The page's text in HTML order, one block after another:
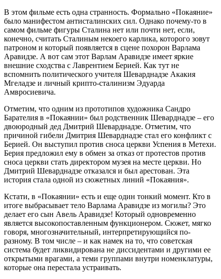
В этом фильме есть одна странность. Формально «Покаяние»
было манифестом антисталинских сил. Однако почему-то в
самом фильме фигуры Сталина нет или почти нет, если,
конечно, считать Сталиным некоего карлика, которого зовут
патроном и который появляется в сцене похорон Варлама
Аравидзе. А вот сам этот Варлам Аравидзе имеет яркие
внешние сходства с Лаврентием Берией. Как тут не
вспомнить политического учителя Шеварднадзе Акакия
Мгеладзе и личный крипто-сталинизм Эдуарда
Амвросиевича.
Отметим, что одним из прототипов художника Сандро
Барателия в «Покаянии» был родственник Шеварднадзе – его
двоюродный дед Дмитрий Шеварднадзе. Отметим, что
причиной гибели Дмитрия Шеварднадзе стал его конфликт с
Берией. Он выступил против сноса церкви Успения в Метехи.
Берия предложил ему в обмен за отказ от протестов против
сноса церкви стать директором музея на месте церкви. Но
Дмитрий Шеварднадзе отказался и был арестован. Эта
история стала одной из сюжетных линий «Покаяния».
Кстати, в «Покаянии» есть и еще один тонкий момент. Кто в
итоге выбрасывает тело Варлама Аравидзе из могилы? Это
делает его сын Авель Аравидзе! Который одновременно
является высокопоставленным функционером. Сюжет, мягко
говоря, многозначительный, интерпретирующийся по-
разному. В том числе – и как намек на то, что советская
система будет ликвидирована не диссидентами и другими ее
открытыми врагами, а теми группами внутри номенклатуры,
которые она перестала устраивать.